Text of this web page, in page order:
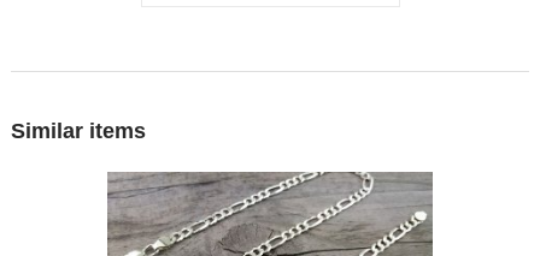
Similar items